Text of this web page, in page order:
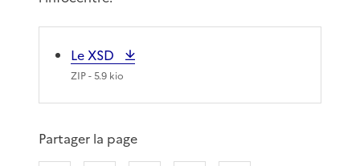
Le XSD
ZIP- 5.9 kio
Partager la page